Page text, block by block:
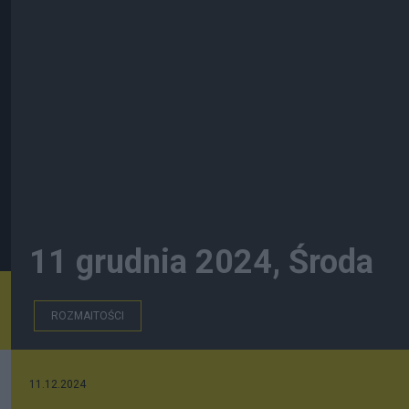
11 grudnia 2024, Środa
ROZMAITOŚCI
11.12.2024